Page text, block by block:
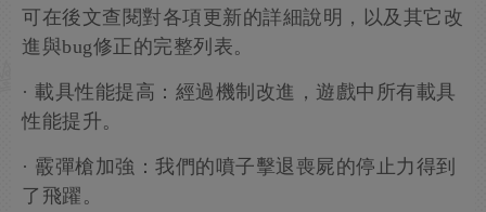
可在後文查閱對各項更新的詳細說明，以及其它改
進與bug修正的完整列表。
· 載具性能提高：經過機制改進，遊戲中所有載具
性能提升。
· 霰彈槍加強：我們的噴子擊退喪屍的停止力得到
了飛躍。